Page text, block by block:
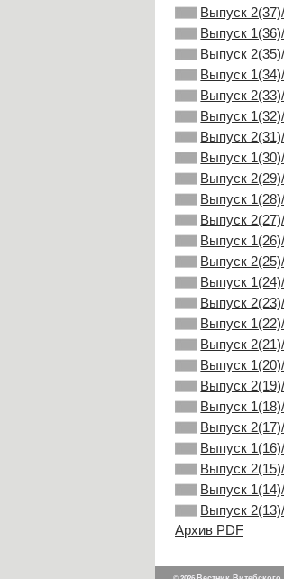
Выпуск
Выпуск
Выпуск
Выпуск
Выпуск
Выпуск
Выпуск
Выпуск
Выпуск
Выпуск
Выпуск
Выпуск
Выпуск
Выпуск
Выпуск
Выпуск
Выпуск
Выпуск
Выпуск
Выпуск
Выпуск
Выпуск
Выпуск
Выпуск
Выпуск
Архив PDF